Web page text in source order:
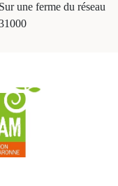
Sur une ferme du réseau